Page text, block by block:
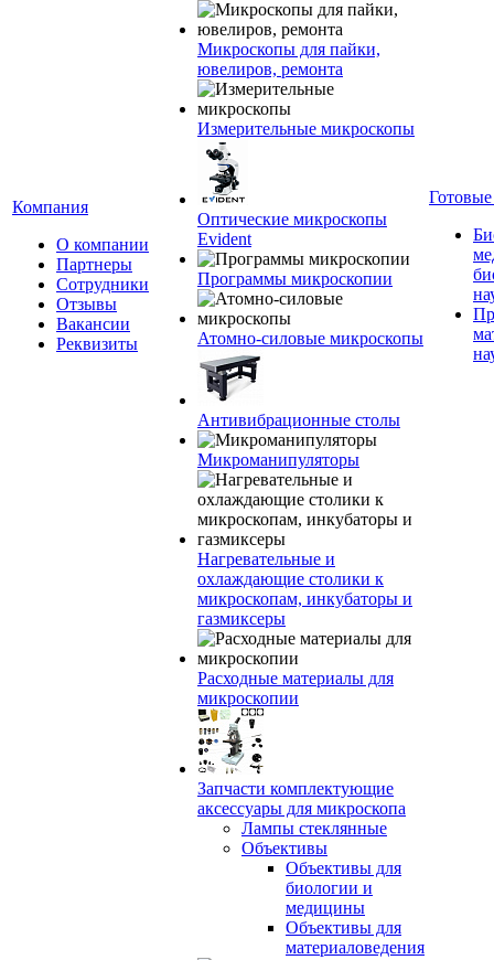
Компания
О компании
Партнеры
Сотрудники
Отзывы
Вакансии
Реквизиты
Микроскопы для пайки,
ювелиров, ремонта
Измерительные микроскопы
Оптические микроскопы
Evident
Программы микроскопии
Атомно-силовые микроскопы
Антивибрационные столы
Микроманипуляторы
Нагревательные и
охлаждающие столики к
микроскопам, инкубаторы и
газмиксеры
Расходные материалы для
микроскопии
Запчасти комплектующие
аксессуары для микроскопа
Лампы стеклянные
Объективы
Объективы для
биологии и
медицины
Объективы для
материаловедения